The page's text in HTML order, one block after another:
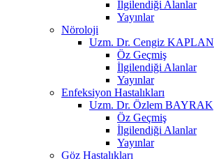
İlgilendiği Alanlar
Yayınlar
Nöroloji
Uzm. Dr. Cengiz KAPLAN
Öz Geçmiş
İlgilendiği Alanlar
Yayınlar
Enfeksiyon Hastalıkları
Uzm. Dr. Özlem BAYRAK
Öz Geçmiş
İlgilendiği Alanlar
Yayınlar
Göz Hastalıkları